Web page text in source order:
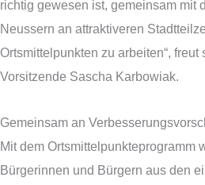
richtig gewesen ist, gemeinsam mit
Neussern an attraktiveren
Ortsmittelpunkten zu arbeiten“,
Vorsitzende Sascha Karbowiak.
Gemeinsam an
Mit dem Ortsmittelpunkteprogramm
Bürgerinnen und Bürgern aus den